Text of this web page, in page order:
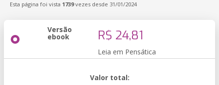
Esta página foi vista 1739vezes desde 31/01/2024
Versão
ebook R$ 24,81
Leia em Pensática
Valor total: